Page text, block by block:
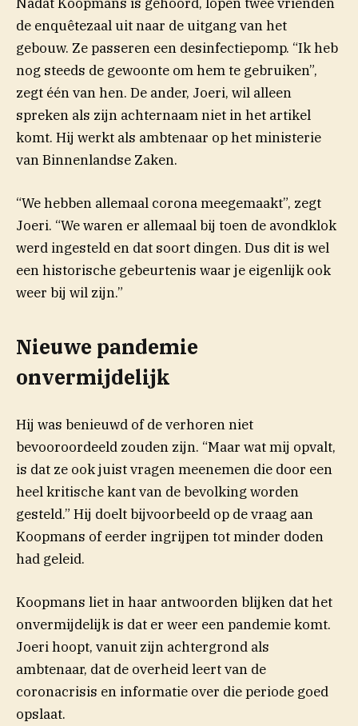
de enquêtezaal uit naar de uitgang van het
gebouw. Ze passeren een desinfectiepomp. “Ik heb
nog steeds de gewoonte om hem te gebruiken”,
zegt één van hen. De ander, Joeri, wil alleen
spreken als zijn achternaam niet in het artikel
komt. Hij werkt als ambtenaar op het ministerie
van Binnenlandse Zaken.
“We hebben allemaal corona meegemaakt”, zegt
Joeri. “We waren er allemaal bij toen de avondklok
werd ingesteld en dat soort dingen. Dus dit is wel
een historische gebeurtenis waar je eigenlijk ook
weer bij wil zijn.”
Nieuwe pandemie
onvermijdelijk
Hij was benieuwd of de verhoren niet
bevooroordeeld zouden zijn. “Maar wat mij opvalt,
is dat ze ook juist vragen meenemen die door een
heel kritische kant van de bevolking worden
gesteld.” Hij doelt bijvoorbeeld op de vraag aan
Koopmans of eerder ingrijpen tot minder doden
had geleid.
Koopmans liet in haar antwoorden blijken dat het
onvermijdelijk is dat er weer een pandemie komt.
Joeri hoopt, vanuit zijn achtergrond als
ambtenaar, dat de overheid leert van de
coronacrisis en informatie over die periode goed
opslaat.